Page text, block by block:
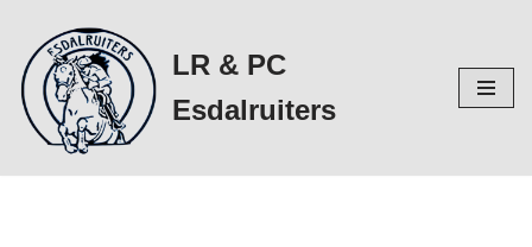
Ga
naar
de
inhoud
LR & PC
Esdalruiters